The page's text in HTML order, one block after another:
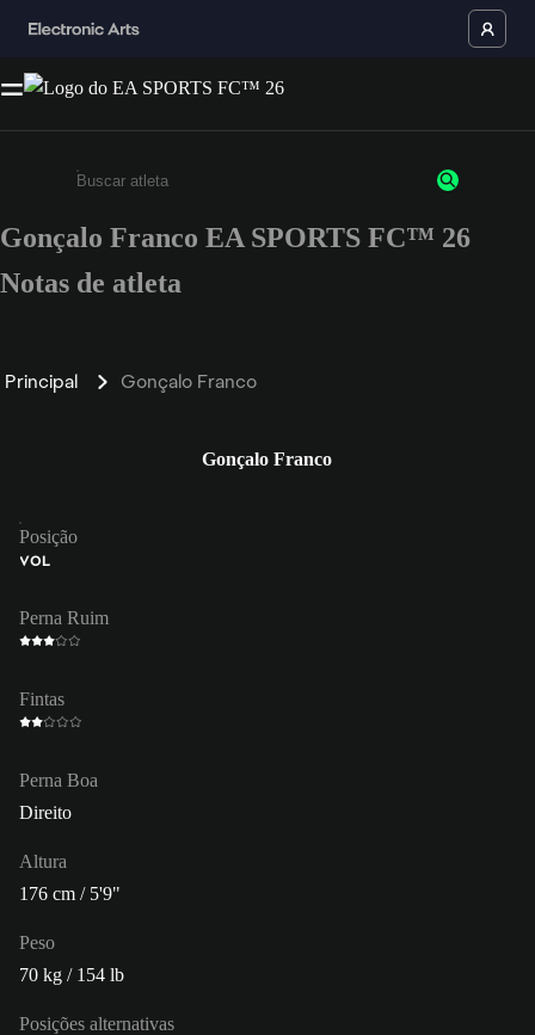
Insira pelo menos 3 caracteres ou números
Gonçalo Franco EA SPORTS FC™ 26
Notas de atleta
Principal Gonçalo Franco
Gonçalo Franco
Posição
VOL
Perna Ruim
Fintas
Perna Boa
Direito
Altura
176 cm / 5'9"
Peso
70 kg / 154 lb
Posições alternativas